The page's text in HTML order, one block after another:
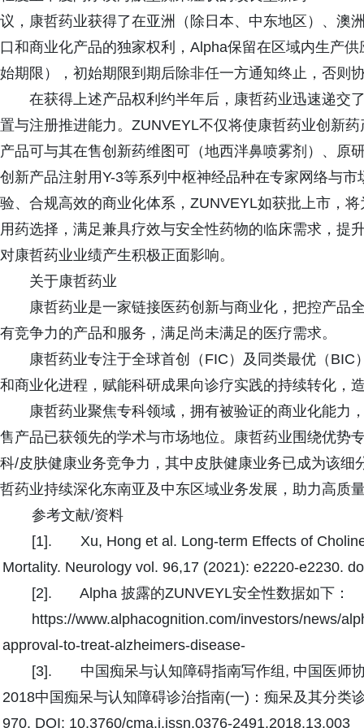
议，康哲药业获得了在亚洲（除日本、中东地区）、澳
口和商业化产品的独家权利，Alpha保留在区域内生产
始期限），初始期限到期后除非任一方通知终止，否则
在获得上述产品权利约半年后，康哲药业迅速递交
置与注册推进能力。ZUNVEYL不仅将使康哲药业创新
产品可与其在售创新药维图可（地西泮鼻喷雾剂）、原
创新产品注射用Y-3等系列中枢神经品种在专家网络与
验、合规高效的商业化体系，ZUNVEYL如获批上市，
用药选择，满足兼具疗效与安全性药物的临床需求，提
对康哲药业业绩产生积极正面影响。
关于康哲药业
康哲药业是一家链接医药创新与商业化，把控产品
有竞争力的产品和服务，满足尚未满足的医疗需求。
康哲药业专注于全球首创（FIC）及同类最优（
和商业化进程，赋能科研成果向诊疗实践的持续转化，
康哲药业聚焦专科领域，拥有被验证的商业化能力
售产品已获领先的学术与市场地位。康哲药业围绕优势
科/皮肤健康业务竞争力，其中皮肤健康业务已成为该
哲药业持续深化东南亚及中东区域业务发展，助力高质
参考文献/资料
[1]. Xu, Hong et al. Long-term Effects of
Mortality. Neurology vol. 96,17 (2021): e2220-e2230.
[2]. Alpha 披露的ZUNVEYL安全性数据如下：
https://www.alphacognition.com/investors/news/
approval-to-treat-alzheimers-disease-
[3]. 中国痴呆与认知障碍指南写作组, 中国医师
2018中国痴呆与认知障碍诊治指南(一)：痴呆及其分类
970. DOI: 10.3760/cma.j.issn.0376-2491.2018.13.003